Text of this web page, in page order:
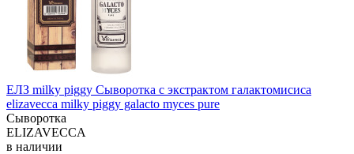
ЕЛЗ milky piggy Сыворотка c экстрактом галактомисиса
elizavecca milky piggy galacto myces pure
Сыворотка
ELIZAVECCA
в наличии